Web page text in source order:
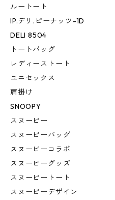
ルートート
IP.デリ.ピーナッツ-1D
DELI 8504
トートバッグ
レディーストート
ユニセックス
肩掛け
SNOOPY
スヌーピー
スヌーピーバッグ
スヌーピーコラボ
スヌーピーグッズ
スヌーピートート
スヌーピーデザイン